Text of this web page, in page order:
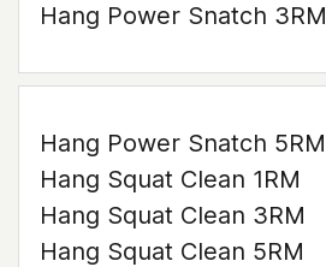
Hang Power Snatch 3RM
Hang Power Snatch 5RM
Hang Squat Clean 1RM
Hang Squat Clean 3RM
Hang Squat Clean 5RM